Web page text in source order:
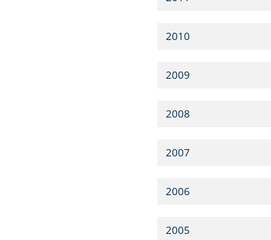
2010
2009
2008
2007
2006
2005